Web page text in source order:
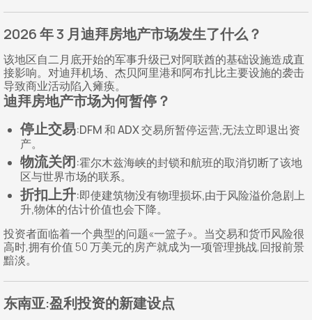
2026 年 3 月迪拜房地产市场发生了什么？
该地区自二月底开始的军事升级已对阿联酋的基础设施造成直
接影响。对迪拜机场、杰贝阿里港和阿布扎比主要设施的袭击
导致商业活动陷入瘫痪。
迪拜房地产市场为何暂停？
停止交易:DFM 和 ADX 交易所暂停运营,无法立即退出资
产。
物流关闭:霍尔木兹海峡的封锁和航班的取消切断了该地
区与世界市场的联系。
折扣上升:即使建筑物没有物理损坏,由于风险溢价急剧上
升,物体的估计价值也会下降。
投资者面临着一个典型的问题«一篮子»。当交易和货币风险很
高时,拥有价值 50 万美元的房产就成为一项管理挑战,回报前景
黯淡。
东南亚:盈利投资的新建设点